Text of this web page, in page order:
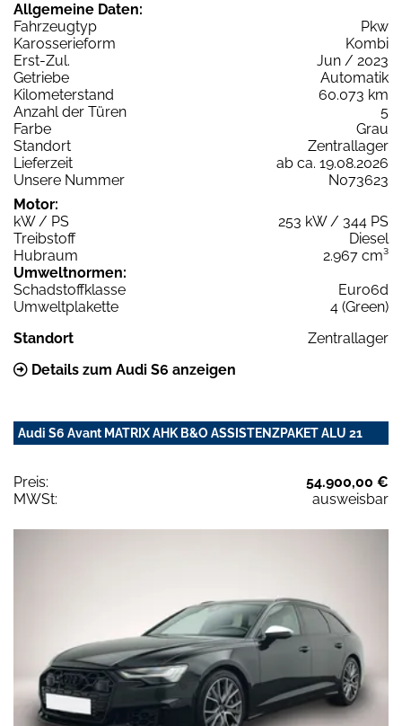
Allgemeine Daten:
Fahrzeugtyp
Pkw
Karosserieform
Kombi
Erst-Zul.
Jun / 2023
Getriebe
Automatik
Kilometerstand
60.073 km
Anzahl der Türen
5
Farbe
Grau
Standort
Zentrallager
Lieferzeit
ab ca. 19.08.2026
Unsere Nummer
N073623
Motor:
kW / PS
253 kW / 344 PS
Treibstoff
Diesel
Hubraum
2.967 cm³
Umweltnormen:
Schadstoffklasse
Euro6d
Umweltplakette
4 (Green)
Standort
Zentrallager
Details zum Audi S6 anzeigen
Audi S6 Avant MATRIX AHK B&O ASSISTENZPAKET ALU 21
Preis:
54.900,00 €
MWSt:
ausweisbar